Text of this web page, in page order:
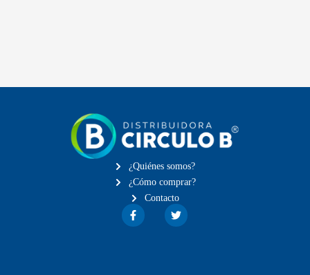
¿Quiénes somos?
¿Cómo comprar?
Contacto